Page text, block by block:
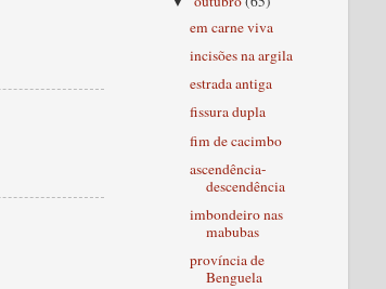
em carne viva
incisões na argila
estrada antiga
fissura dupla
fim de cacimbo
ascendência-
descendência
imbondeiro nas
mabubas
província de
Benguela